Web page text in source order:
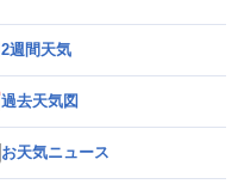
2週間天気
過去天気図
お天気ニュース